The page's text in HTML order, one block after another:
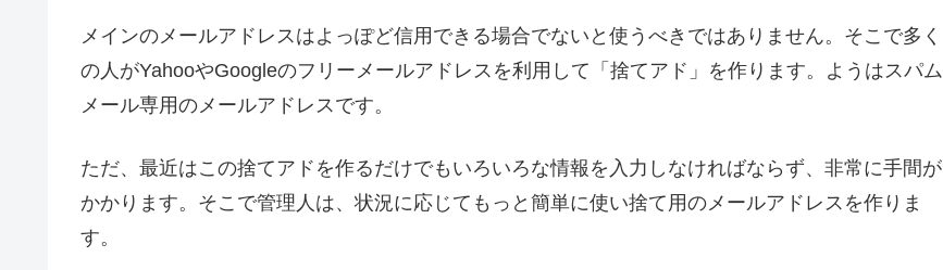
メインのメールアドレスはよっぽど信用できる場合でないと使うべきではありません。そこで多く
の人がYahooやGoogleのフリーメールアドレスを利用して「捨てアド」を作ります。ようはスパム
メール専用のメールアドレスです。
ただ、最近はこの捨てアドを作るだけでもいろいろな情報を入力しなければならず、非常に手間が
かかります。そこで管理人は、状況に応じてもっと簡単に使い捨て用のメールアドレスを作りま
す。